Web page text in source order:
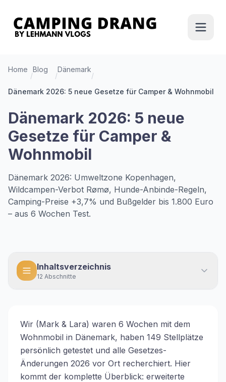
Home
/
Blog
/
Dänemark
/
Dänemark 2026: 5 neue Gesetze für Camper & Wohnmobil
Dänemark 2026: 5 neue
Gesetze für Camper &
Wohnmobil
Dänemark 2026: Umweltzone Kopenhagen,
Wildcampen-Verbot Rømø, Hunde-Anbinde-Regeln,
Camping-Preise +3,7% und Bußgelder bis 1.800 Euro
– aus 6 Wochen Test.
Inhaltsverzeichnis
12 Abschnitte
Wir (Mark & Lara) waren 6 Wochen mit dem
Wohnmobil in Dänemark, haben 149 Stellplätze
persönlich getestet und alle Gesetzes-
Änderungen 2026 vor Ort recherchiert. Hier
kommt der komplette Überblick: erweiterte